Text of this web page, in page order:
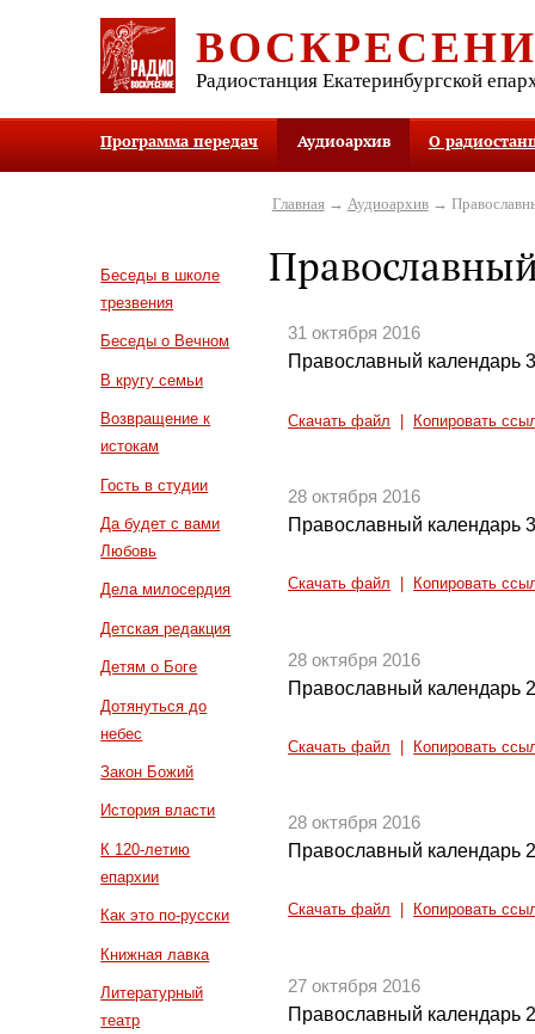
Радиостанция Екатеринбургской
Программа передач Аудиоархив О
Беседы в школе
трезвения
Беседы о Вечном
В кругу семьи
Возвращение к
истокам
Гость в студии
Да будет с вами
Любовь
Дела милосердия
Детская редакция
Детям о Боге
Дотянуться до
небес
Закон Божий
История власти
К 120-летию
епархии
Как это по-русски
Книжная лавка
Литературный
театр
Главная→ Аудиоархив→
31 октября 2016
Православный календарь
Скачать файл Копировать
28 октября 2016
Православный календарь
Скачать файл Копировать
28 октября 2016
Православный календарь
Скачать файл Копировать
28 октября 2016
Православный календарь
Скачать файл Копировать
27 октября 2016
Православный календарь